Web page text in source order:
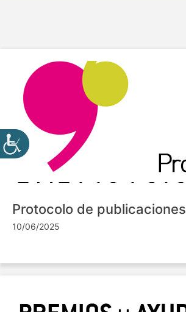
Protocolo de publicaciones
10/06/2025